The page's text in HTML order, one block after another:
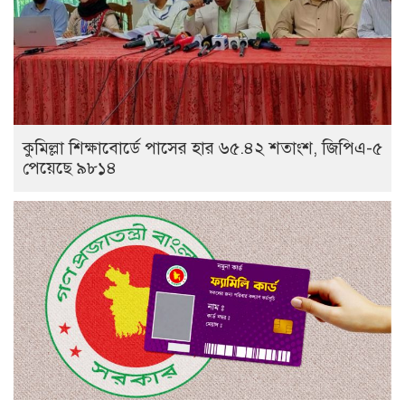
কুমিল্লা শিক্ষাবোর্ডে পাসের হার ৬৫.৪২ শতাংশ, জিপিএ-৫
পেয়েছে ৯৮১৪